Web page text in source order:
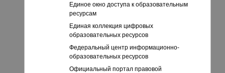
Единое окно доступа к образовательным
ресурсам
Единая коллекция цифровых
образовательных ресурсов
Федеральный центр информационно-
образовательных ресурсов
Официальный портал правовой